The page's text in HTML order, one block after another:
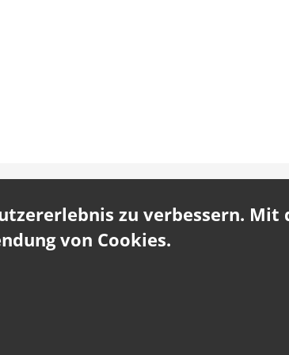
zu verbessern.
von Cookies.